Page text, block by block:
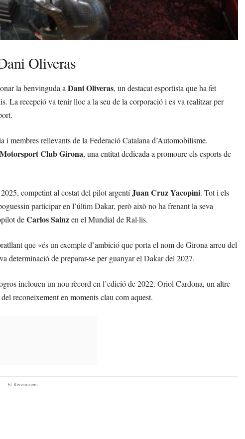
Oliveras
la benvinguda a Dani Oliveras, un destacat esportista que ha fet
La recepció va tenir lloc a la seu de la corporació i es va realitzar per
i membres rellevants de la Federació Catalana d’Automobilisme.
Club Girona, una entitat dedicada a promoure els esports de
2025, competint al costat del pilot argentíJuan Cruz Yacopini. Tot i els
participar en l’últim Dakar, però això no ha frenant la seva
deCarlos Sainzen el Mundial de Ral·lis.
que «és un exemple d’ambició que porta el nom de Girona arreu del
determinació de preparar-se per guanyar el Dakar del 2027.
inclouen un nou rècord en l’edició de 2022. Oriol Cardona, un altre
reconeixement en moments clau com aquest.
- Et Recomanem -